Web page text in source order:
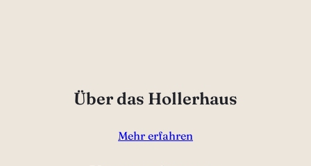
Über das Hollerhaus
Mehr erfahren